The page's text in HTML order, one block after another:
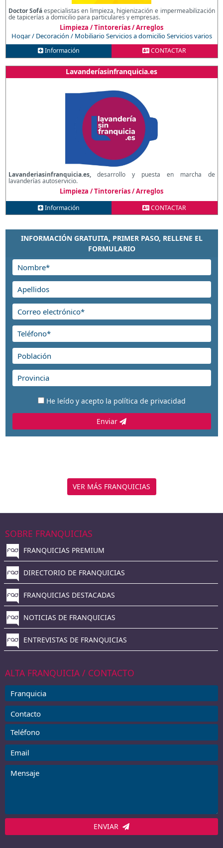
Doctor Sofáespecialistas en limpieza, higienización e impermeabilización
de tapicerías a domicilio para particulares y empresas.
Limpieza / Tintorerías / Arreglos
Hogar / Decoración / MobiliarioServicios a domicilioServicios varios
Información CONTACTAR
Lavanderíasinfranquicia.es
Lavanderiasinfranquicia.es, desarrollo y puesta en marcha de
lavanderías autoservicio.
Limpieza / Tintorerías / Arreglos
Información CONTACTAR
INFORMACIÓN GRATUITA, PRIMER PASO, RELLENE EL
FORMULARIO
He leído y acepto la política de privacidad
Enviar
VER MÁS FRANQUICIAS
SOBRE FRANQUICIAS
FRANQUICIAS PREMIUM
DIRECTORIO DE FRANQUICIAS
FRANQUICIAS DESTACADAS
NOTICIAS DE FRANQUICIAS
ENTREVISTAS DE FRANQUICIAS
ALTA FRANQUICIA / CONTACTO
ENVIAR